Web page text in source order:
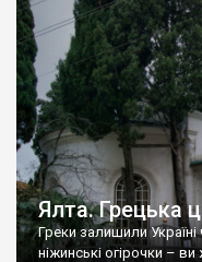
Ялта. Грецька
Греки залишили
ніжинські огірочки –